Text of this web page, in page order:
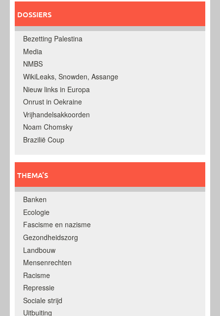
DOSSIERS
Bezetting Palestina
Media
NMBS
WikiLeaks, Snowden, Assange
Nieuw links in Europa
Onrust in Oekraine
Vrijhandelsakkoorden
Noam Chomsky
Brazilië Coup
THEMA’S
Banken
Ecologie
Fascisme en nazisme
Gezondheidszorg
Landbouw
Mensenrechten
Racisme
Repressie
Sociale strijd
Uitbuiting